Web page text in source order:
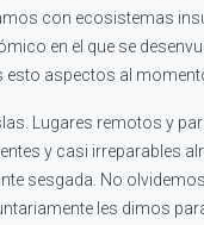
con ecosistemas
en el que se
esto aspectos al
Lugares remotos y
y casi irreparables
sesgada. No
les dimos